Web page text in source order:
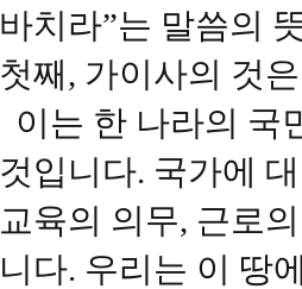
바치라”는 말씀의
첫째, 가이사의 것
이는 한 나라의 국
것입니다. 국가에
교육의 의무, 근로
니다. 우리는 이 땅